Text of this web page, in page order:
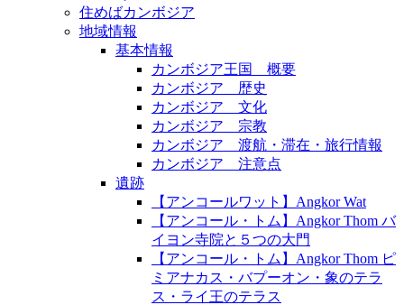
住めばカンボジア
地域情報
基本情報
カンボジア王国 概要
カンボジア 歴史
カンボジア 文化
カンボジア 宗教
カンボジア 渡航・滞在・旅行情報
カンボジア 注意点
遺跡
【アンコールワット】Angkor Wat
【アンコール・トム】Angkor Thom バ
イヨン寺院と５つの大門
【アンコール・トム】Angkor Thom ピ
ミアナカス・バプーオン・象のテラ
ス・ライ王のテラス